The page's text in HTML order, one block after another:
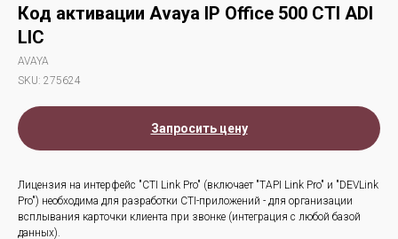
Код активации Avaya IP Office 500 CTI ADI
LIC
AVAYA
SKU: 275624
Запросить цену
Лицензия на интерфейс "CTI Link Pro" (включает "TAPI Link Pro" и "DEVLink
Pro") необходима для разработки CTI-приложений - для организации
всплывания карточки клиента при звонке (интеграция с любой базой
данных).